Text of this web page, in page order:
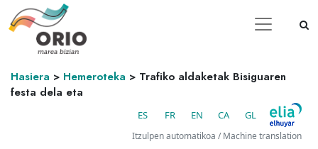
Hasiera > Hemeroteka > Trafiko aldaketak Bisiguaren
festa dela eta
ES FR EN CA GL
Itzulpen automatikoa / Machine translation